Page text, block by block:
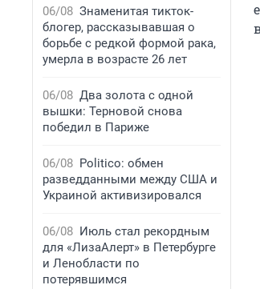
06/08 Знаменитая тикток-
блогер, рассказывавшая о
борьбе с редкой формой рака,
умерла в возрасте 26 лет
06/08 Два золота с одной
вышки: Терновой снова
победил в Париже
06/08 Politico: обмен
разведданными между США и
Украиной активизировался
06/08 Июль стал рекордным
для «ЛизаАлерт» в Петербурге
и Ленобласти по
потерявшимся